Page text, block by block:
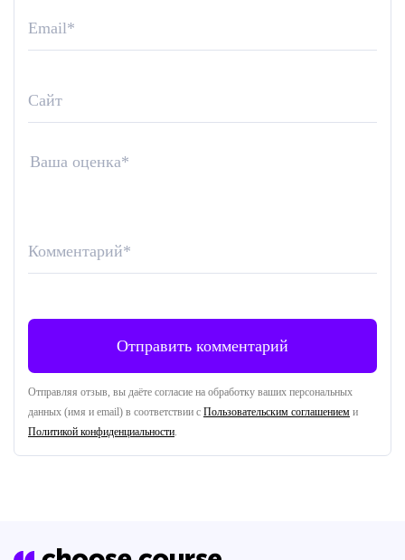
Ваша оценка*
Комментарий*
Email*
Сайт
Отправляя отзыв, вы даёте согласие на обработку ваших персональных
данных (имя и email) в соответствии с Пользовательским соглашением и
Политикой конфиденциальности.